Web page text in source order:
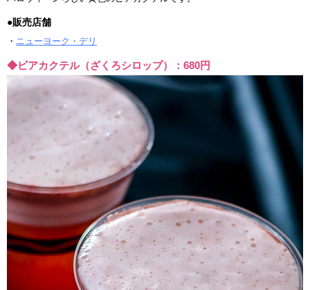
●販売店舗
・ ニューヨーク・デリ
◆ビアカクテル（ざくろシロップ）：680円